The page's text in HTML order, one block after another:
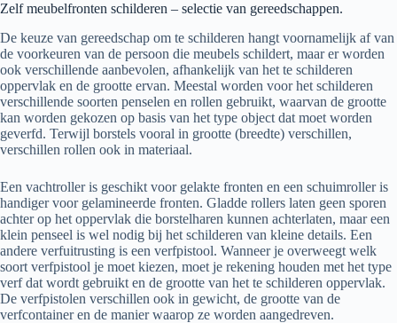
Zelf meubelfronten schilderen – selectie van gereedschappen.
De keuze van gereedschap om te schilderen hangt voornamelijk af van
de voorkeuren van de persoon die meubels schildert, maar er worden
ook verschillende aanbevolen, afhankelijk van het te schilderen
oppervlak en de grootte ervan. Meestal worden voor het schilderen
verschillende soorten penselen en rollen gebruikt, waarvan de grootte
kan worden gekozen op basis van het type object dat moet worden
geverfd. Terwijl borstels vooral in grootte (breedte) verschillen,
verschillen rollen ook in materiaal.
Een vachtroller is geschikt voor gelakte fronten en een schuimroller is
handiger voor gelamineerde fronten. Gladde rollers laten geen sporen
achter op het oppervlak die borstelharen kunnen achterlaten, maar een
klein penseel is wel nodig bij het schilderen van kleine details. Een
andere verfuitrusting is een verfpistool. Wanneer je overweegt welk
soort verfpistool je moet kiezen, moet je rekening houden met het type
verf dat wordt gebruikt en de grootte van het te schilderen oppervlak.
De verfpistolen verschillen ook in gewicht, de grootte van de
verfcontainer en de manier waarop ze worden aangedreven.